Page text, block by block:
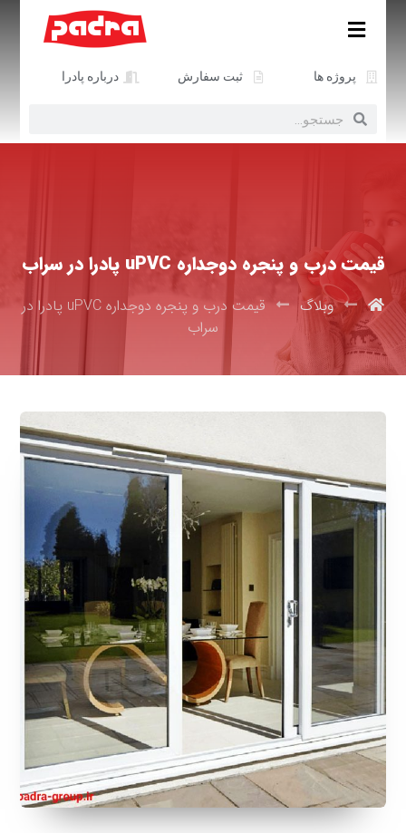
پروژه ها ثبت سفارش درباره پادرا
قیمت درب و پنجره دوجداره uPVC پادرا در سراب
وبلاگ
قیمت درب و پنجره دوجداره uPVC پادرا در
سراب